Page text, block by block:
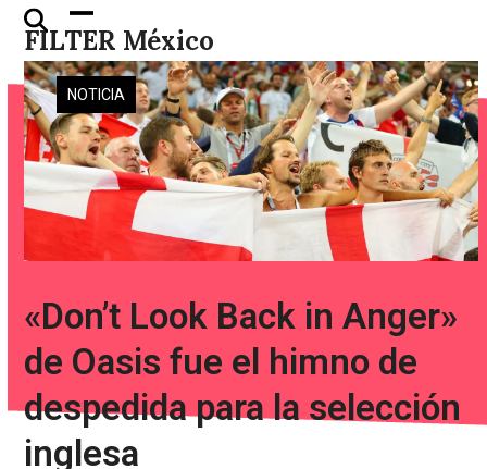
Skip
content
FILTER México
Open
mobile
menu
Close
mobile
menu
NOTICIA
«Don’t Look Back in Anger»
de Oasis fue el himno de
despedida para la selección
inglesa